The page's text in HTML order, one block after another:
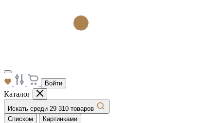
Войти
Каталог
Искать среди 29 310 товаров
Списком
Картинками